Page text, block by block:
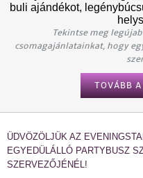
buli ajándékot,
Tekintse meg
csomagajánlatainkat, hogy
TOVÁBB
ÜDVÖZÖLJÜK AZ
EGYEDÜLÁLLÓ PARTYBUSZ
SZERVEZŐJÉNÉL!